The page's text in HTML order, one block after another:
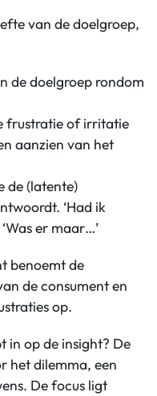
van de doelgroep,
de doelgroep rondom
frustratie of irritatie
aanzien van het
de (latente)
‘Had ik
er maar…’
benoemt de
de consument en
op.
in op de insight? De
het dilemma, een
De focus ligt